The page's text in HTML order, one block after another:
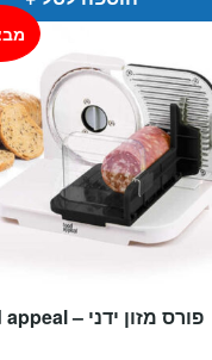
פורס מזון ידני – food appeal